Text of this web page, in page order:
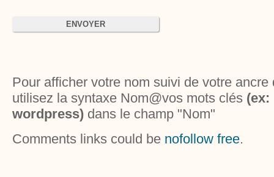
Pour afficher votre nom suivi de votre ancre
utilisez la syntaxe Nom@vos mots clés (ex:
wordpress) dans le champ "Nom"
Comments links could be nofollow free.